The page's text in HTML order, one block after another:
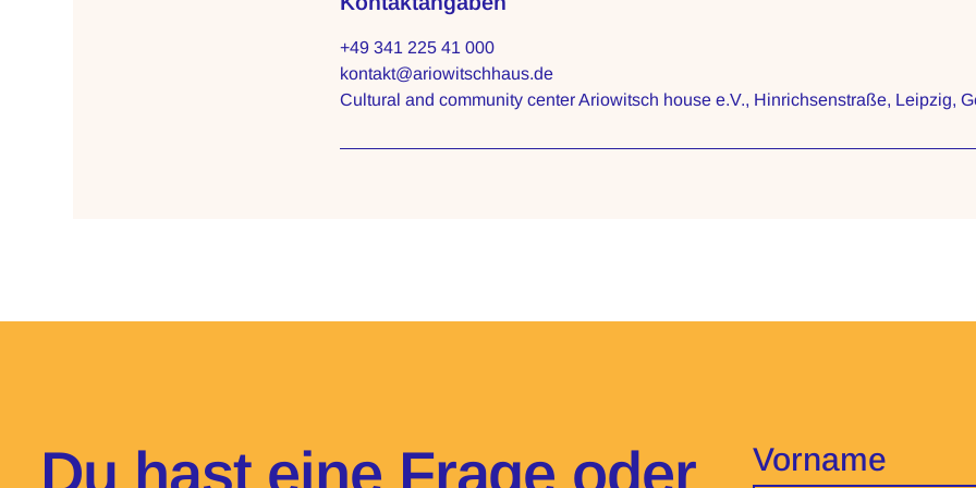
+49 341 225 41 000
kontakt@ariowitschhaus.de
Cultural and community center Ariowitsch house e.V., Hinrichsenstraße, Leipzig,
Du hast eine Frage oder
Vorname